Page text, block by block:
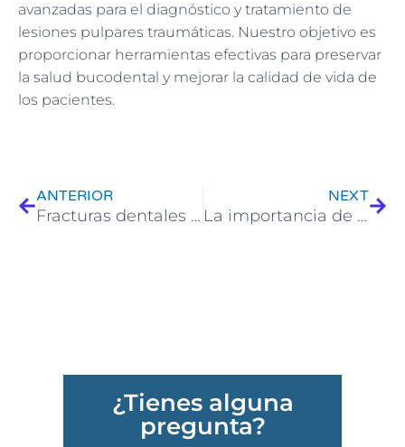
avanzadas para el diagnóstico y tratamiento de
lesiones pulpares traumáticas. Nuestro objetivo es
proporcionar herramientas efectivas para preservar
la salud bucodental y mejorar la calidad de vida de
los pacientes.
ANTERIOR
Fracturas dentales y afectación pulpar: Cuándo recurrir a la endodoncia
NEXT
La importancia de la precisión en los tratamientos dentales actuales
¿Tienes alguna
pregunta?